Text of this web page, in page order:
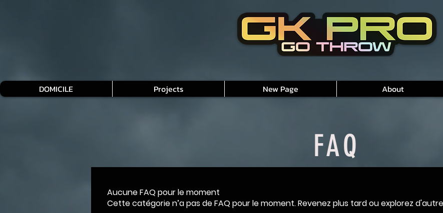
DOMICILE Projects New Page About
FAQ
Aucune FAQ pour le moment
Cette catégorie n’a pas de FAQ pour le moment. Revenez plus tard ou explorez